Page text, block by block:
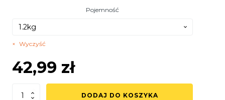
Pojemność
Wyczyść
42,99 zł
ilość
DODAJ DO KOSZYKA